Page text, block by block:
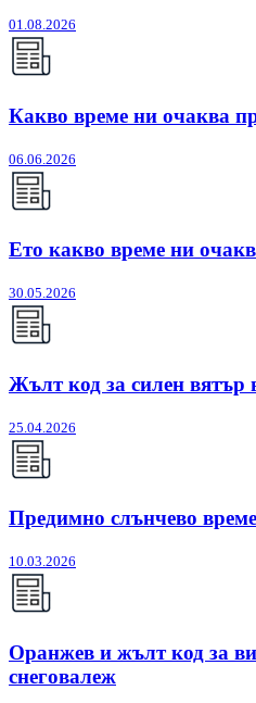
01.08.2026
Какво време ни очаква
06.06.2026
Ето какво време ни
30.05.2026
Жълт код за силен вятър
25.04.2026
Предимно слънчево
10.03.2026
Оранжев и жълт код за
снеговалеж